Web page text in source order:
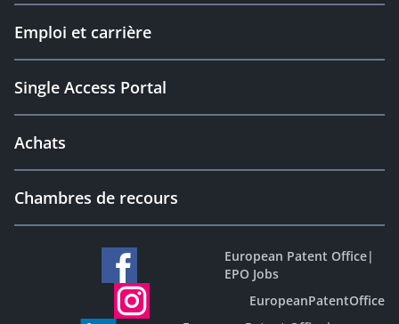
Emploi et carrière
Single Access Portal
Achats
Chambres de recours
European Patent Office|
EPO Jobs
EuropeanPatentOffice